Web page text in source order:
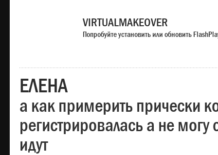
VIRTUALMAKEOVER
Попробуйте установить или обновить
ЕЛЕНА
а как примерить прически
регистрировалась а не
идут